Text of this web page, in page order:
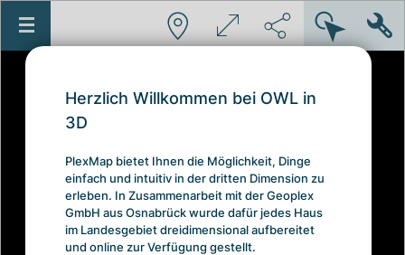
Herzlich Willkommen bei OWL in
3D
PlexMap bietet Ihnen die Möglichkeit, Dinge
einfach und intuitiv in der dritten Dimension zu
erleben. In Zusammenarbeit mit der Geoplex
GmbH aus Osnabrück wurde dafür jedes Haus
im Landesgebiet dreidimensional aufbereitet
und online zur Verfügung gestellt.